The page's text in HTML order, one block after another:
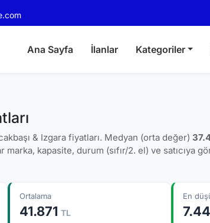
Ana Sayfa İlanlar Kategoriler
& Izgara fiyatları. Medyan (orta değer)
marka, kapasite, durum (sıfır/2. el) ve satıcıya
Ortalama
41.871 TL
En